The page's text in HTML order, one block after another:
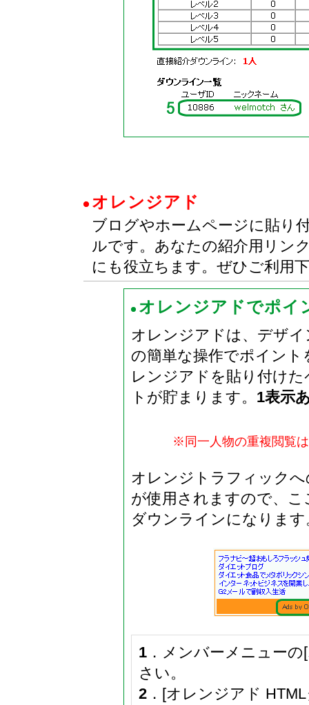
オレンジアド
ブログやホームページに貼り
ルです。あなたの紹介用リン
にも役立ちます。ぜひご利用
オレンジアドでポイ
オレンジアドは、デザ
の簡単な操作でポイン
レンジアドを貼り付け
トが貯まります。 1表示
※同一人物の重複閲覧
オレンジトラフィック
が使用されますので、
ダウンラインになります
1 ．メンバーメニュー
さい。
2 ．[オレンジアド